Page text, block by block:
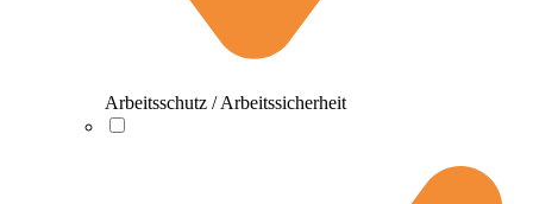
Arbeitsschutz / Arbeitssicherheit